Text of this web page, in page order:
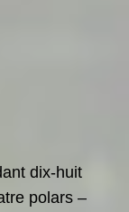
dix-huit
polars –